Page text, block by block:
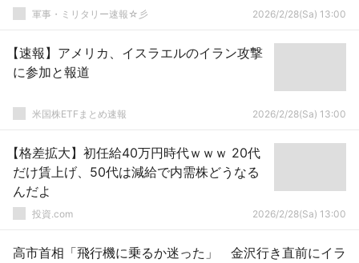
軍事・ミリタリー速報☆彡 2026/2/28(Sa) 13:00
【速報】アメリカ、イスラエルのイラン攻撃
に参加と報道
米国株ETFまとめ速報 2026/2/28(Sa) 13:00
【格差拡大】初任給40万円時代ｗｗｗ 20代
だけ賃上げ、50代は減給で内需株どうなる
んだよ
投資.com 2026/2/28(Sa) 13:00
高市首相「飛行機に乗るか迷った」 金沢行き直前にイラ